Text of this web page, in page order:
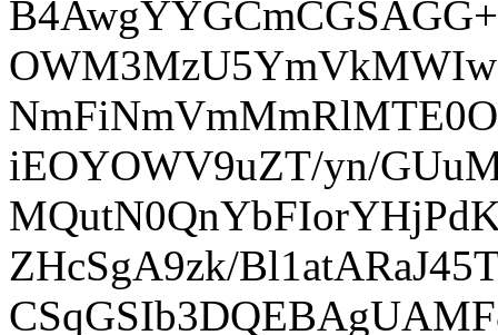
iEOYOWV9uZT/yn/
ZHcSgA9zk/